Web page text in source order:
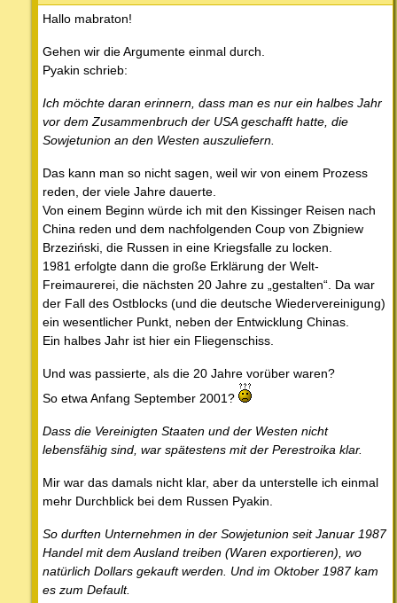
Hallo mabraton!
Gehen wir die Argumente einmal durch.
Pyakin schrieb:
Ich möchte daran erinnern, dass man es nur ein halbes Jahr
vor dem Zusammenbruch der USA geschafft hatte, die
Sowjetunion an den Westen auszuliefern.
Das kann man so nicht sagen, weil wir von einem Prozess
reden, der viele Jahre dauerte.
Von einem Beginn würde ich mit den Kissinger Reisen nach
China reden und dem nachfolgenden Coup von Zbigniew
Brzeziński, die Russen in eine Kriegsfalle zu locken.
1981 erfolgte dann die große Erklärung der Welt-
Freimaurerei, die nächsten 20 Jahre zu „gestalten“. Da war
der Fall des Ostblocks (und die deutsche Wiedervereinigung)
ein wesentlicher Punkt, neben der Entwicklung Chinas.
Ein halbes Jahr ist hier ein Fliegenschiss.
Und was passierte, als die 20 Jahre vorüber waren?
So etwa Anfang September 2001?
Dass die Vereinigten Staaten und der Westen nicht
lebensfähig sind, war spätestens mit der Perestroika klar.
Mir war das damals nicht klar, aber da unterstelle ich einmal
mehr Durchblick bei dem Russen Pyakin.
So durften Unternehmen in der Sowjetunion seit Januar 1987
Handel mit dem Ausland treiben (Waren exportieren), wo
natürlich Dollars gekauft werden. Und im Oktober 1987 kam
es zum Default.